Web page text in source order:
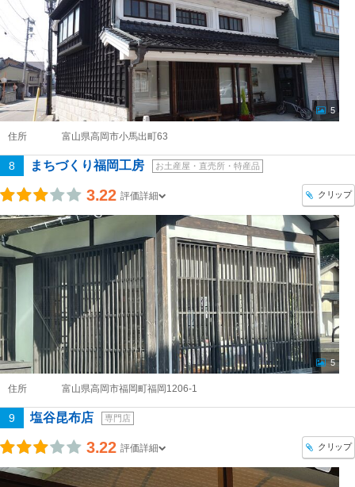
5
住所 富山県高岡市小馬出町63
8 まちづくり福岡工房 お土産屋・直売所・特産品
3.22 評価詳細 クリップ
5
住所 富山県高岡市福岡町福岡1206-1
9 塩谷昆布店 専門店
3.22 評価詳細 クリップ